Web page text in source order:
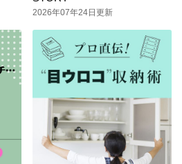
2026年07年24日更新